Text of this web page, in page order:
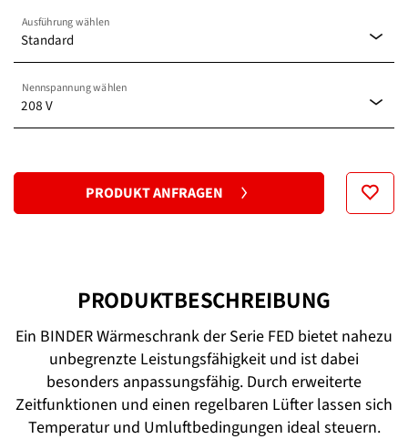
Standard
Ausführung wählen
Standard
208 V
Nennspannung wählen
PRODUKT ANFRAGEN
PRODUKTBESCHREIBUNG
Ein BINDER Wärmeschrank der Serie FED bietet nahezu
unbegrenzte Leistungsfähigkeit und ist dabei
besonders anpassungsfähig. Durch erweiterte
Zeitfunktionen und einen regelbaren Lüfter lassen sich
Temperatur und Umluftbedingungen ideal steuern.